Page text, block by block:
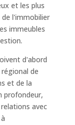
et les plus
l'immobilier
immeubles
d'abord
de
et de la
profondeur,
avec